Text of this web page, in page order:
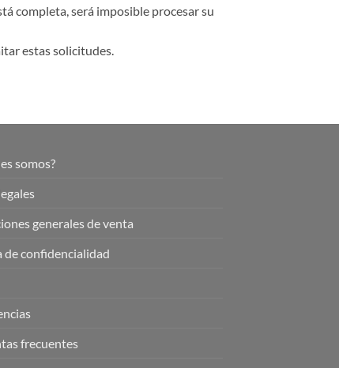
completa, será imposible procesar su
estas solicitudes.
somos?
generales de venta
de confidencialidad
frecuentes